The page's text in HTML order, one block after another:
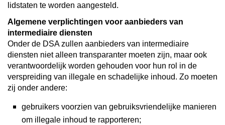
lidstaten te worden aangesteld.
Algemene verplichtingen voor aanbieders van
intermediaire diensten
Onder de DSA zullen aanbieders van intermediaire
diensten niet alleen transparanter moeten zijn, maar ook
verantwoordelijk worden gehouden voor hun rol in de
verspreiding van illegale en schadelijke inhoud. Zo moeten
zij onder andere:
gebruikers voorzien van gebruiksvriendelijke manieren
om illegale inhoud te rapporteren;